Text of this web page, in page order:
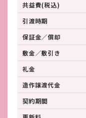
共益費(税込)
引渡時期
保証金／償却
敷金／敷引き
礼金
造作譲渡代金
契約期間